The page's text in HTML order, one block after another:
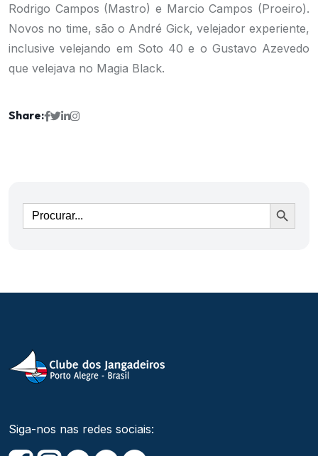
Rodrigo Campos (Mastro) e Marcio Campos (Proeiro).
Novos no time, são o André Gick, velejador experiente,
inclusive velejando em Soto 40 e o Gustavo Azevedo
que velejava no Magia Black.
Share:
Ir
Siga-nos nas redes sociais: